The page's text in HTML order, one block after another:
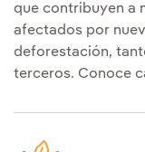
que contribuyen a
afectados por
deforestación,
terceros. Conoce